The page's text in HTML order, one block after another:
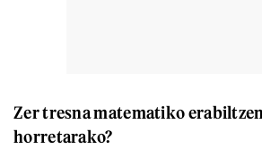
Zer tresna matematiko
horretarako?